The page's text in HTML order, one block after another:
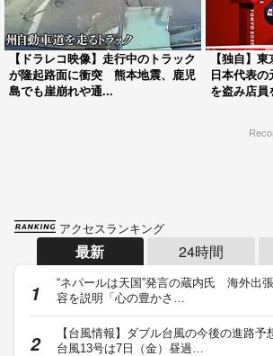
【ドラレコ映像】走行中のトラック
が隆起路面に衝突 熊本地震、鹿児
島でも崖崩れや通...
【独自】
日本代表
を盗み店員
アクセスランキング
最新 24時間
“ネパールは天国”発言の蔵内氏 海外出
容を説明「心の豊かさ…
【台風情報】ダブル台風の今後の進路
台風13号は7日（金）昼過…